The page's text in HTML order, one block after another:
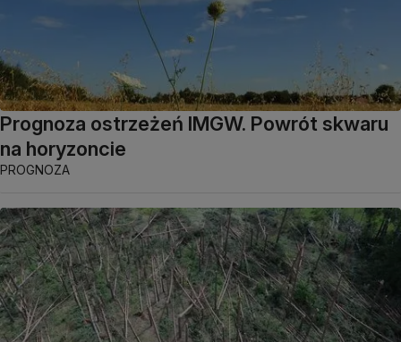
Prognoza ostrzeżeń IMGW. Powrót skwaru
na horyzoncie
PROGNOZA